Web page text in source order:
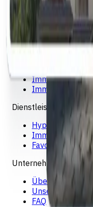
Die offizielle
Sie verifizierte
Official Egyptian Real
Immobilie
Immobilien
Dienstleistungen
Immobilie
Favoriten
Unternehmen
Über EREP
Unser Gründer
FAQ